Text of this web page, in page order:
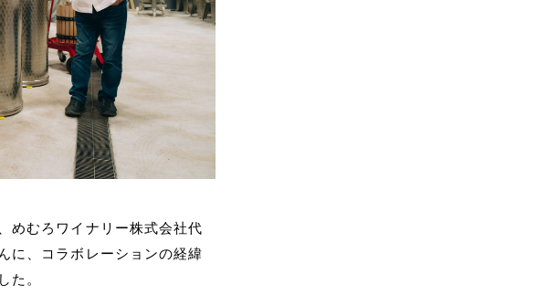
めむろワイナリー株式会社代
に、コラボレーションの経緯
た。